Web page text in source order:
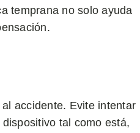
temprana no solo ayuda
accidente. Evite intentar
tal como está,